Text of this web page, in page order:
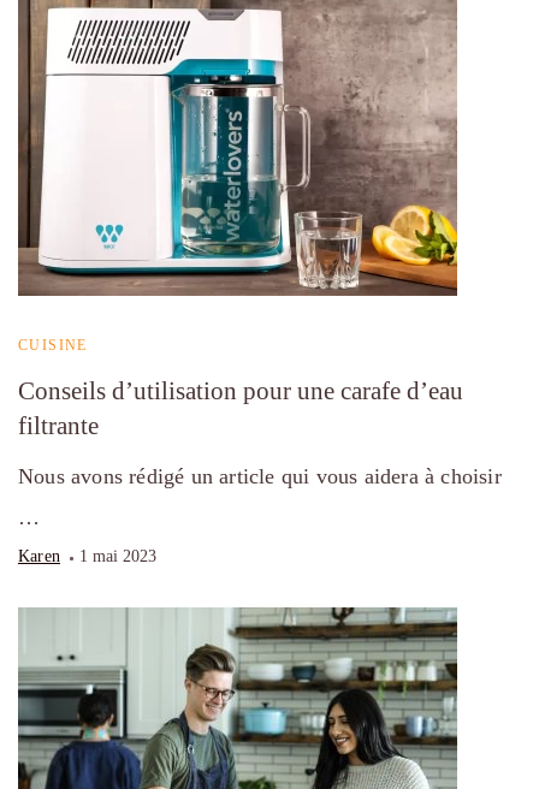
CUISINE
Conseils d’utilisation pour une carafe d’eau
filtrante
Nous avons rédigé un article qui vous aidera à choisir
…
Karen 1 mai 2023